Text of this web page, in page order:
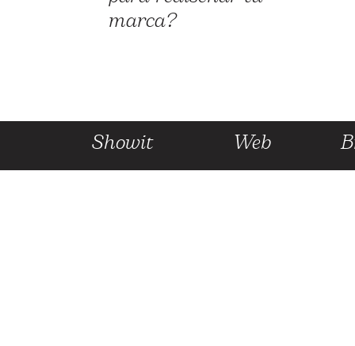
marca?
Web
Showit